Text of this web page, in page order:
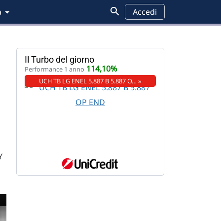
Accedi
Il Turbo del giorno
Performance 1 anno 114,10%
UCH TB LG ENEL 5.887 B 5.887 O… »